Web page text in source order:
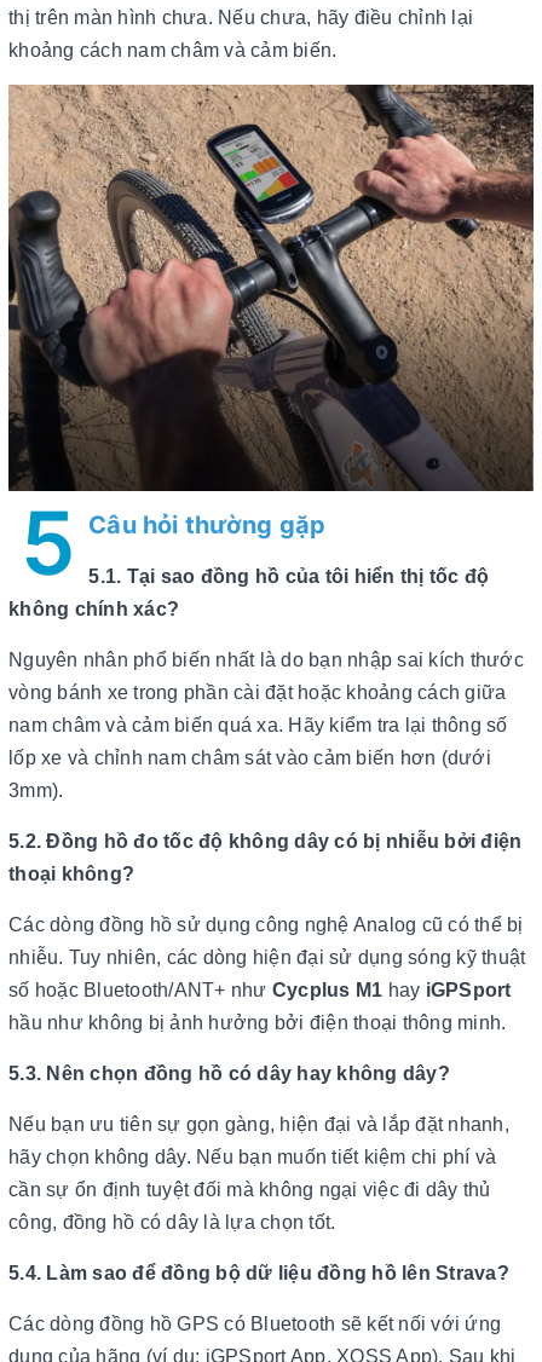
thị trên màn hình chưa. Nếu chưa, hãy điều chỉnh lại
khoảng cách nam châm và cảm biến.
5 Câu hỏi thường gặp
5.1. Tại sao đồng hồ của tôi hiển thị tốc độ
không chính xác?
Nguyên nhân phổ biến nhất là do bạn nhập sai kích thước
vòng bánh xe trong phần cài đặt hoặc khoảng cách giữa
nam châm và cảm biến quá xa. Hãy kiểm tra lại thông số
lốp xe và chỉnh nam châm sát vào cảm biến hơn (dưới
3mm).
5.2. Đồng hồ đo tốc độ không dây có bị nhiễu bởi điện
thoại không?
Các dòng đồng hồ sử dụng công nghệ Analog cũ có thể bị
nhiễu. Tuy nhiên, các dòng hiện đại sử dụng sóng kỹ thuật
số hoặc Bluetooth/ANT+ như Cycplus M1 hay iGPSport
hầu như không bị ảnh hưởng bởi điện thoại thông minh.
5.3. Nên chọn đồng hồ có dây hay không dây?
Nếu bạn ưu tiên sự gọn gàng, hiện đại và lắp đặt nhanh,
hãy chọn không dây. Nếu bạn muốn tiết kiệm chi phí và
cần sự ổn định tuyệt đối mà không ngại việc đi dây thủ
công, đồng hồ có dây là lựa chọn tốt.
5.4. Làm sao để đồng bộ dữ liệu đồng hồ lên Strava?
Các dòng đồng hồ GPS có Bluetooth sẽ kết nối với ứng
dụng của hãng (ví dụ: iGPSport App, XOSS App). Sau khi